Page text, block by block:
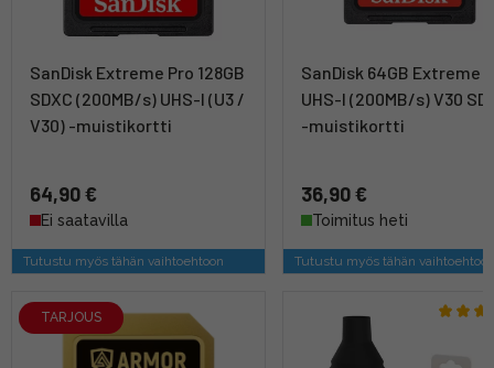
SanDisk Extreme Pro 128GB
SDXC (200MB/s) UHS-I (U3 /
V30) -muistikortti
64,90 €
Ei saatavilla
Tutustu myös tähän vaihtoehtoon
SanDisk 64GB Extreme
UHS-I (200MB/s) V30
-muistikortti
36,90 €
Toimitus heti
Tutustu myös tähän
TARJOUS